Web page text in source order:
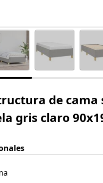
de cama
gris claro